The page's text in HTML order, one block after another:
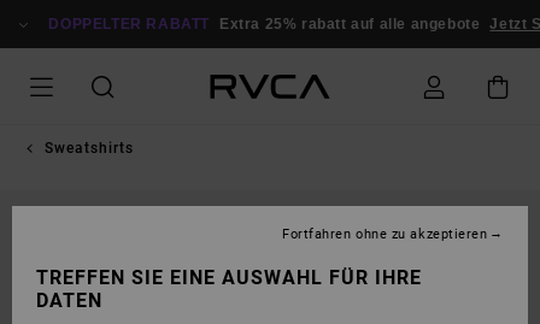
ZUR
DOPPELTER RABATT Extra 25% rabatt auf alle angebote Jetzt
Sweatshirts
TREFFEN SIE EINE AUSWAHL FÜR IHRE
DATEN
Fortfahren ohne zu akzeptieren